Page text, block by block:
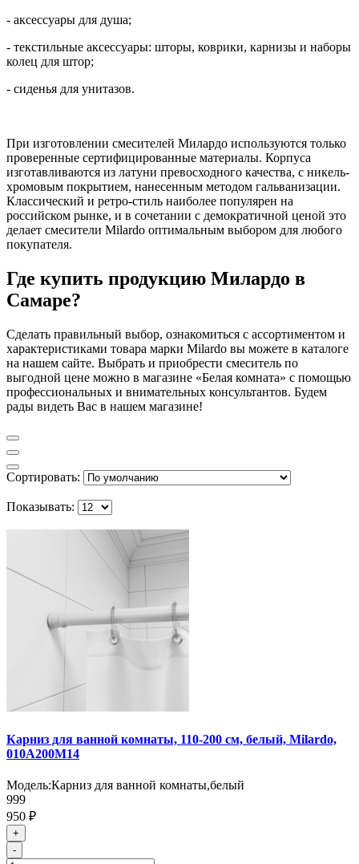
- аксессуары для душа;
- текстильные аксессуары: шторы, коврики, карнизы и наборы
колец для штор;
- сиденья для унитазов.
При изготовлении смесителей Милардо используются только
проверенные сертифицированные материалы. Корпуса
изготавливаются из латуни превосходного качества, с никель-
хромовым покрытием, нанесенным методом гальванизации.
Классический и ретро-стиль наиболее популярен на
российском рынке, и в сочетании с демократичной ценой это
делает смесители Milardo оптимальным выбором для любого
покупателя.
Где купить продукцию Милардо в
Самаре?
Сделать правильный выбор, ознакомиться с ассортиментом и
характеристиками товара марки Milardo вы можете в каталоге
на нашем сайте. Выбрать и приобрести смеситель по
выгодной цене можно в магазине «Белая комната» с помощью
профессиональных и внимательных консультантов. Будем
рады видеть Вас в нашем магазине!
Сортировать:
Показывать:
Карниз для ванной комнаты, 110-200 см, белый, Milardo,
010A200M14
Модель:Карниз для ванной комнаты,белый
999
950 ₽
+
-